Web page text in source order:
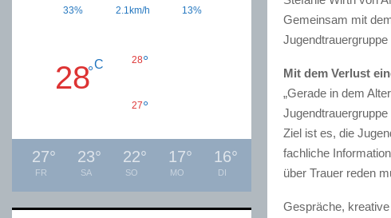
Gemeinsam mit
Jugendtrauergruppe
Mit dem Verlust
„Gerade in dem
Ziel ist es, die
fachliche
über Trauer reden
Gespräche,
33% 2.1km/h 13%
28°C 28°
27°
27°
FR
23°
SA
22°
SO
17°
MO
16°
DI